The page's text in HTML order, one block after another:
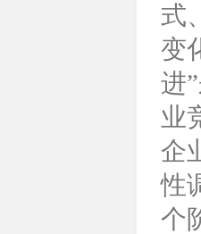
式
变
进”
业
企
性
个